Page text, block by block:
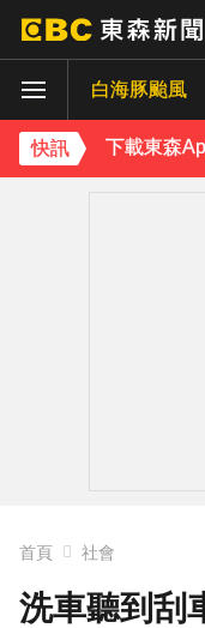
白海豚颱風
快訊
下載東森
下載東森
首頁 社會
洗車聽到刮